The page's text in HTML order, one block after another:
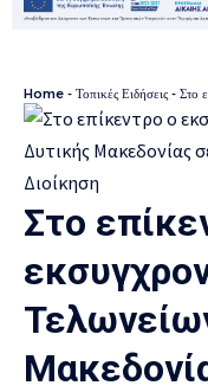
Home - Τοπικές Ειδήσεις - Στο
Στο